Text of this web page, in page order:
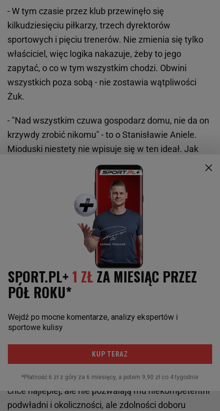
- W tym czasie przez klub przewinęło się
kilkudziesięciu piłkarzy, trzech dyrektorów
sportowych i pięciu trenerów. Nie zmienia się tylko
właściciel, więc logika nakazuje, żeby to jego
zapytać, o co w tym wszystkim chodzi. Obwini
wszystkich poza sobą - nie zostawia wątpliwości
Żuk.
- "Nad wszystkim czuwa gospodarz domu, nie da on
krzywdy zrobić nikomu" - to o Stanisławie Aniele.
Mioduski niestety nie wpisuje się w ten ideał. Jak
negatywnie nie oceniałbym pracy piłkarzy, trenerów,
dyrektorów sportowych, członków zarządu LTC i
doradców do spraw tych lub owych, ostateczna wina
za zatrudnienie ich wszystkich i brak nadzoru nad ich
działaniami spada na właściciela. Nikt mu przecież
nie kazał zatrudniać w roli trenera człowieka, który
trenerem nie był (Romeo Jozaka), zwalniać trenera,
którego szatnia lubiła tak bardzo, że po tej decyzji
wszczęła bunt (Aleksandara Vukovicia), iść na
otwartą wojnę z każdym trenerem, który w tej
Czesławem Michniewiczem, Kostą Runjaiciem i
Goncalo Feio), czy brać sobie dyrektorów
wpędzają klub w coraz większe problemy. Można
oczywiście uznać, że pan Mioduski ma pecha, że
chce najlepiej, ale nie pozwalają mu niekompetentni
podwładni i okoliczności, ale zdolności doboru